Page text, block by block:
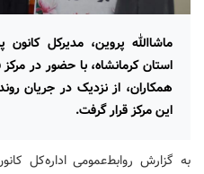
ماشاالله پروین، مدیرکل
استان کرمانشاه، با حضور در
همکاران، از نزدیک در جریان
این مرکز قرار گرفت.
به گزارش روابط‌عمومی اداره‌کل